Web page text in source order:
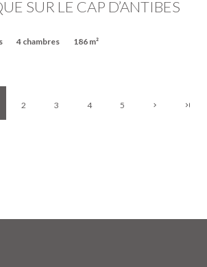
SUR LE CAP D’ANTIBES
4 chambres 186 m²
2 3 4 5